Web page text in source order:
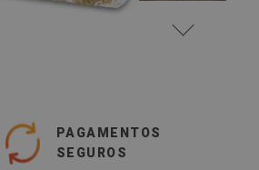
PAGAMENTOS
SEGUROS